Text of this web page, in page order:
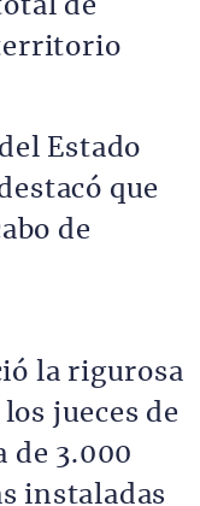
de
Estado
que
de
la rigurosa
jueces de
de 3.000
instaladas